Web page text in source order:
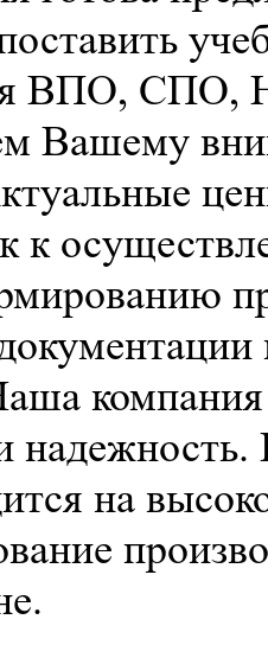
ВПО,
Вашему
к
компания
на